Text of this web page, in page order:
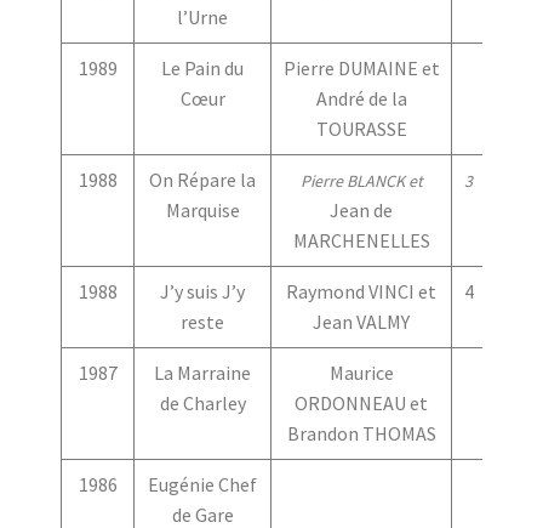
l’Urne
1989
Le Pain du
Cœur
Pierre DUMAINE et
André de la
TOURASSE
1988
On Répare la
Marquise
Pierre BLANCK et
Jean de
MARCHENELLES
3
1988
J’y suis J’y
reste
Raymond VINCI et
Jean VALMY
4
1987
La Marraine
de Charley
Maurice
ORDONNEAU et
Brandon THOMAS
1986
Eugénie Chef
de Gare